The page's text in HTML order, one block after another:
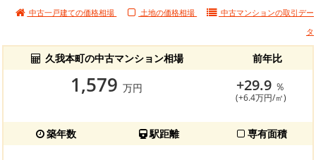
中古一戸建ての価格相場 土地の価格相場 中古マンションの取引デー
タ
久我本町の中古マンション相場 前年比
1,579 万円 +29.9 ％
(+6.4万円/㎡)
築年数 駅距離 専有面積